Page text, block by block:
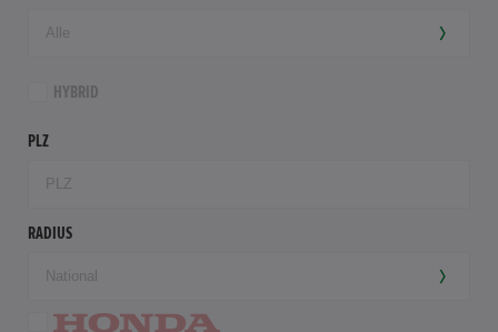
HYBRID
PLZ
RADIUS